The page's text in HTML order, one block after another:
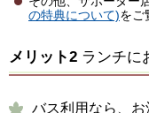
の特典について)をご
メリット2 ランチに
バス利用なら、